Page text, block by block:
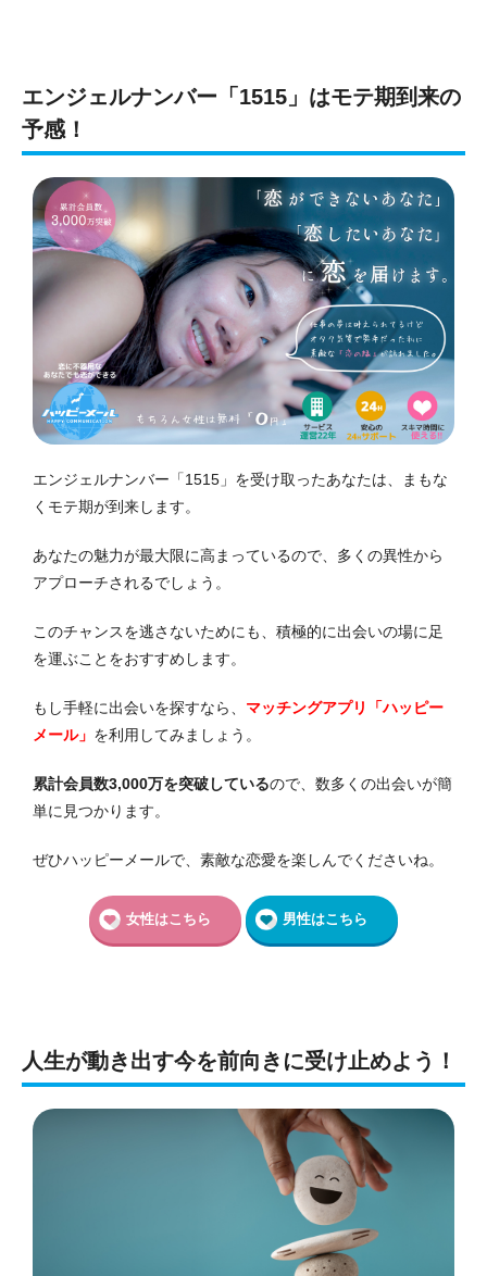
エンジェルナンバー「1515」はモテ期到来の
予感！
エンジェルナンバー「1515」を受け取ったあなたは、まもな
くモテ期が到来します。
あなたの魅力が最大限に高まっているので、多くの異性から
アプローチされるでしょう。
このチャンスを逃さないためにも、積極的に出会いの場に足
を運ぶことをおすすめします。
もし手軽に出会いを探すなら、 マッチングアプリ「ハッピー
メール」 を利用してみましょう。
累計会員数3,000万を突破しているので、数多くの出会いが簡
単に見つかります。
ぜひハッピーメールで、素敵な恋愛を楽しんでくださいね。
女性はこちら 男性はこちら
人生が動き出す今を前向きに受け止めよう！